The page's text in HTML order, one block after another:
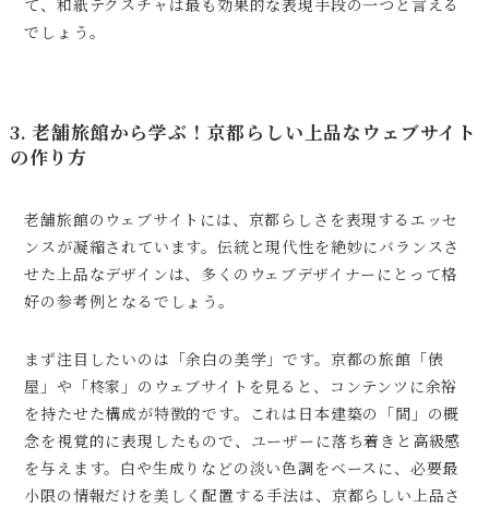
て、和紙テクスチャは最も効果的な表現手段の一つと言える
でしょう。
3. 老舗旅館から学ぶ！京都らしい上品なウェブサイト
の作り方
老舗旅館のウェブサイトには、京都らしさを表現するエッセ
ンスが凝縮されています。伝統と現代性を絶妙にバランスさ
せた上品なデザインは、多くのウェブデザイナーにとって格
好の参考例となるでしょう。
まず注目したいのは「余白の美学」です。京都の旅館「俵
屋」や「柊家」のウェブサイトを見ると、コンテンツに余裕
を持たせた構成が特徴的です。これは日本建築の「間」の概
念を視覚的に表現したもので、ユーザーに落ち着きと高級感
を与えます。白や生成りなどの淡い色調をベースに、必要最
小限の情報だけを美しく配置する手法は、京都らしい上品さ